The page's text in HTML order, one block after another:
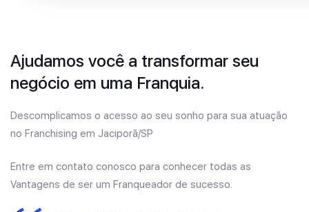
Ajudamos você a transformar seu
negócio em uma Franquia.
Descomplicamos o acesso ao seu sonho para sua atuação
no Franchising em Jaciporã/SP
Entre em contato conosco para conhecer todas as
Vantagens de ser um Franqueador de sucesso.